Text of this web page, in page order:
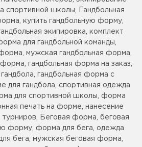
спортивной школы, Гандбольная
купить гандбольную форму,
экипировка, комплект
для гандбольной команды,
мужская гандбольная форма,
гандбольная форма на заказ,
гандбольная форма с
для гандбола, спортивная одежда
для спортивной школы, форма
печать на форме, нанесение
Беговая форма, беговая
форму, форма для бега, одежда
бега, мужская беговая форма,